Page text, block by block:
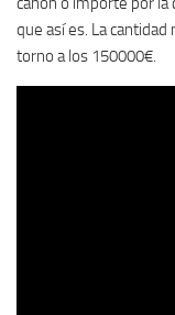
que así es. La
torno a los 150000€.